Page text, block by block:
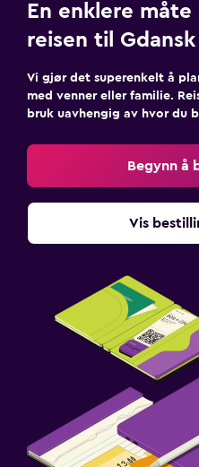
En enklere
reisen til Gdansk
Vi gjør det superenkelt å
med venner eller familie.
bruk uavhengig av hvor du
Begynn å
Vis